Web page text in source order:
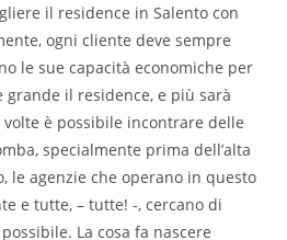
il residence in Salento con
ogni cliente deve sempre
le sue capacità economiche per
grande il residence, e più sarà
è possibile incontrare delle
specialmente prima dell’alta
le agenzie che operano in questo
e tutte, – tutte! -, cercano di
La cosa fa nascere